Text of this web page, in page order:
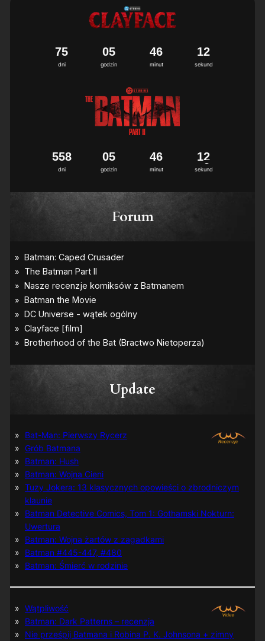
dni
75
godzin
05
minut
46
sekund
12
dni
558
godzin
05
minut
46
sekund
12
Forum
Update
Bat-Man: Pierwszy Rycerz
Grób Batmana
Batman: Hush
Batman: Wojna Cieni
Tuzy Jokera: 13 klasycznych opowieści o zbrodniczym
klaunie
Batman Detective Comics, Tom 1: Gothamski Nokturn:
Uwertura
Batman: Wojna żartów z zagadkami
Batman #445-447, #480
Batman: Śmierć w rodzinie
Wątpliwość
Batman: Dark Patterns – recenzja
Nie prześpij Batmana i Robina P. K. Johnsona + zimny